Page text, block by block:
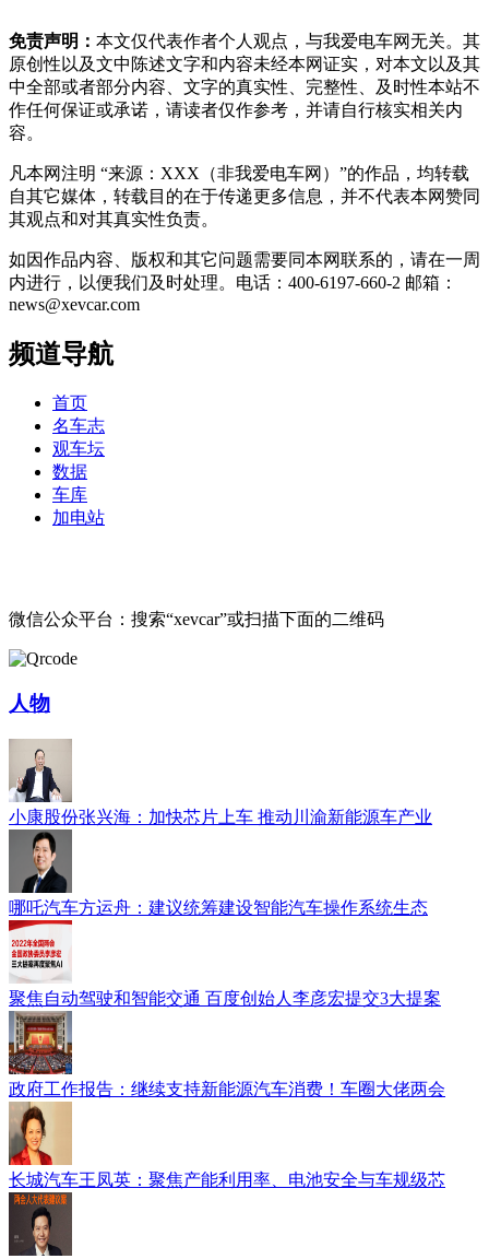
免责声明： 本文仅代表作者个人观点，与我爱电车网无关。其
原创性以及文中陈述文字和内容未经本网证实，对本文以及其
中全部或者部分内容、文字的真实性、完整性、及时性本站不
作任何保证或承诺，请读者仅作参考，并请自行核实相关内
容。
凡本网注明 “来源：XXX（非我爱电车网）”的作品，均转载
自其它媒体，转载目的在于传递更多信息，并不代表本网赞同
其观点和对其真实性负责。
如因作品内容、版权和其它问题需要同本网联系的，请在一周
内进行，以便我们及时处理。电话：400-6197-660-2 邮箱：
news@xevcar.com
频道导航
首页
名车志
观车坛
数据
车库
加电站
微信公众平台：搜索“xevcar”或扫描下面的二维码
人物
小康股份张兴海：加快芯片上车 推动川渝新能源车产业
哪吒汽车方运舟：建议统筹建设智能汽车操作系统生态
聚焦自动驾驶和智能交通 百度创始人李彦宏提交3大提案
政府工作报告：继续支持新能源汽车消费！车圈大佬两会
长城汽车王凤英：聚焦产能利用率、电池安全与车规级芯